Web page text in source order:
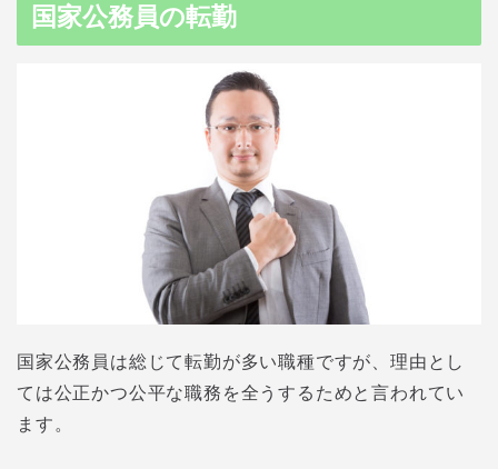
国家公務員の転勤
国家公務員は総じて転勤が多い職種ですが、理由とし
ては公正かつ公平な職務を全うするためと言われてい
ます。